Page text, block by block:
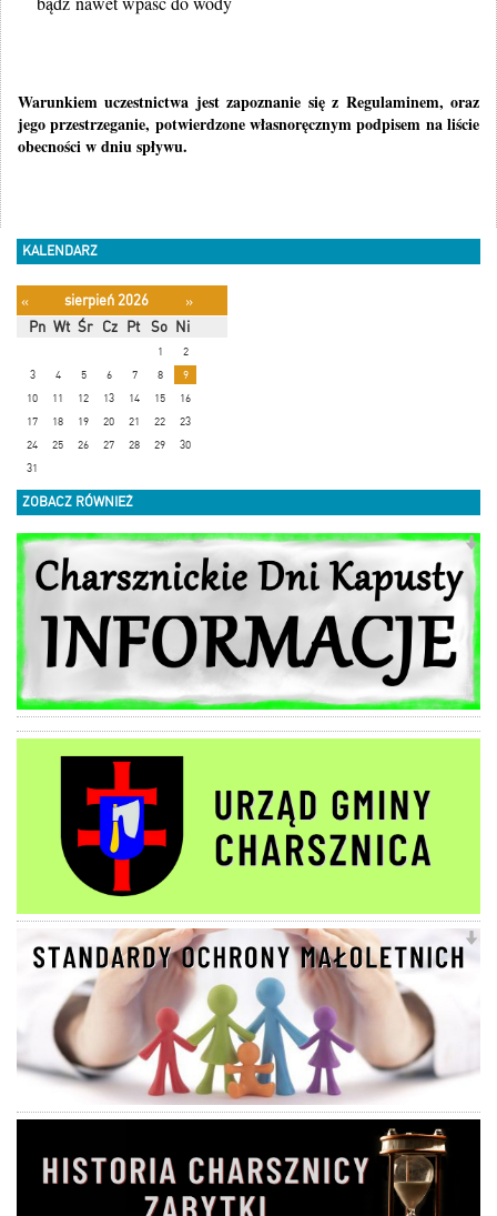
Warunkiem uczestnictwa jest zapoznanie się z Regulaminem, oraz
jego przestrzeganie, potwierdzone własnoręcznym podpisem na liście
obecności w dniu spływu.
KALENDARZ
« sierpień 2026
»
Pn Wt Śr Cz Pt So Ni
1
2
3
4 5 6 7 8
9
10
11 12 13 14 15
16
17
18 19 20 21 22
23
24
25 26 27 28 29
30
31
ZOBACZ RÓWNIEŻ